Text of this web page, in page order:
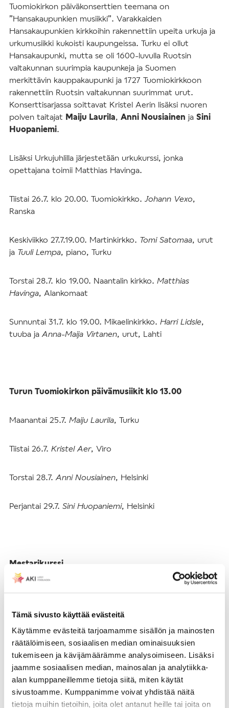
Tämä sivusto käyttää evästeitä
Käytämme evästeitä tarjoamamme sisällön ja mainosten
räätälöimiseen, sosiaalisen median ominaisuuksien
tukemiseen ja kävijämäärämme analysoimiseen. Lisäksi
jaamme sosiaalisen median, mainosalan ja analytiikka-
alan kumppaneillemme tietoja siitä, miten käytät
sivustoamme. Kumppanimme voivat yhdistää näitä
tietoja muihin tietoihin, joita olet antanut heille tai joita on
Tuomiokirkon päiväkonserttien teemana on
”Hansakaupunkien musiikki”. Varakkaiden
Hansakaupunkien kirkkoihin rakennettiin upeita urkuja ja
urkumusiikki kukoisti kaupungeissa. Turku ei ollut
Hansakaupunki, mutta se oli 1600-luvulla Ruotsin
valtakunnan suurimpia kaupunkeja ja Suomen
merkittävin kauppakaupunki ja 1727 Tuomiokirkkoon
rakennettiin Ruotsin valtakunnan suurimmat urut.
Konserttisarjassa soittavat Kristel Aerin lisäksi nuoren
polven taitajat Maiju Laurila Anni Nousiainen ja Sini
Huopaniemi
Lisäksi Urkujuhlilla järjestetään urkukurssi, jonka
opettajana toimii Matthias Havinga.
Tiistai 26.7. klo 20.00. Tuomiokirkko. Johann Vexo
Ranska
Keskiviikko 27.7.19.00. Martinkirkko. Tomi Satomaa , urut
ja Tuuli Lempa , piano, Turku
Torstai 28.7. klo 19.00. Naantalin kirkko. Matthias
Havinga , Alankomaat
Sunnuntai 31.7. klo 19.00. Mikaelinkirkko. Harri Lidsle
tuuba ja Anna-Maija Virtanen , urut, Lahti
Turun Tuomiokirkon päivämusiikit klo 13.00
Maanantai 25.7. Maiju Laurila , Turku
Tiistai 26.7. Kristel Aer, Viro
Torstai 28.7. Anni Nousiainen , Helsinki
Perjantai 29.7. Sini Huopaniemi, Helsinki
Mestarikurssi
1.8.–2.8. Naantalin kirkko.Matthias Havinga
Konsertteihin vapaa pääsy, ohjelma 10 €, paitsi
Tuomiokirkon päivämusiikit: pääsylippu 10 € sisältäen
ohjelman.
Yhteistyössä Turun ja Kaarinan seurakuntayhtymän,
Naantalin seurakunnan, Martinseurakunnan ja
Mikaelinseurakunnan kanssa.